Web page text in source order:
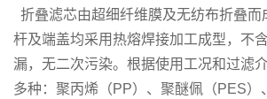
折叠滤芯由超细纤维膜及无纺布折叠而
杆及端盖均采用热熔焊接加工成型，不
漏，无二次污染。根据使用工况和过滤
多种：聚丙烯（PP）、聚醚佩（PES）